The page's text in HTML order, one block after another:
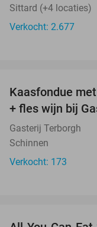
Sittard (+4 locaties)
Verkocht: 2.677
Kaasfondue
+ fles wijn bij
Gasterij Terborgh
Schinnen
Verkocht: 173